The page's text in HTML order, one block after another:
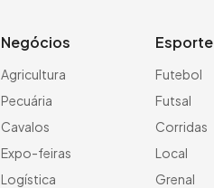
Negócios
Agricultura
Pecuária
Cavalos
Expo-feiras
Logística
Esporte
Futebol
Futsal
Corridas
Local
Grenal